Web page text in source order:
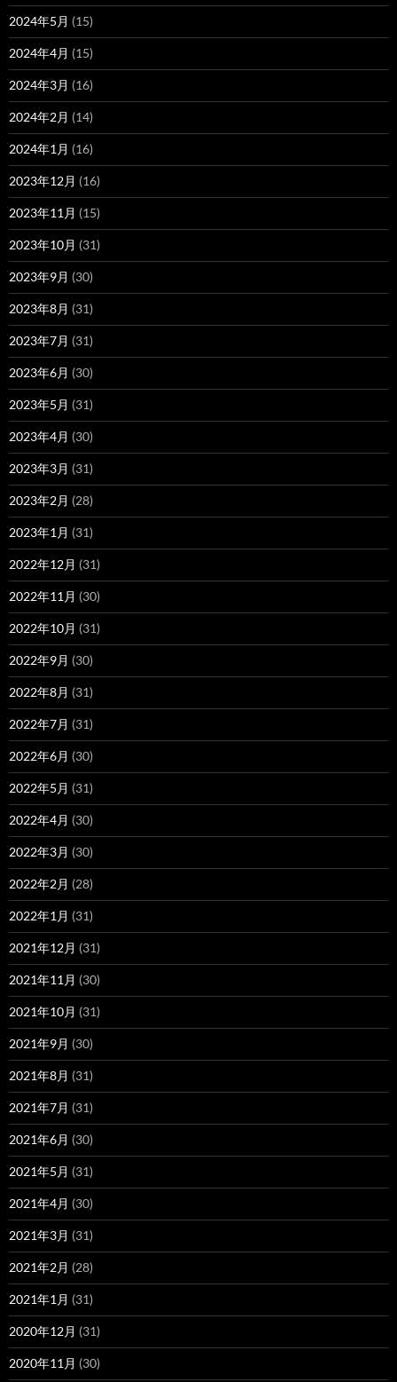
2024年5月 (15)
2024年4月 (15)
2024年3月 (16)
2024年2月 (14)
2024年1月 (16)
2023年12月 (16)
2023年11月 (15)
2023年10月 (31)
2023年9月 (30)
2023年8月 (31)
2023年7月 (31)
2023年6月 (30)
2023年5月 (31)
2023年4月 (30)
2023年3月 (31)
2023年2月 (28)
2023年1月 (31)
2022年12月 (31)
2022年11月 (30)
2022年10月 (31)
2022年9月 (30)
2022年8月 (31)
2022年7月 (31)
2022年6月 (30)
2022年5月 (31)
2022年4月 (30)
2022年3月 (30)
2022年2月 (28)
2022年1月 (31)
2021年12月 (31)
2021年11月 (30)
2021年10月 (31)
2021年9月 (30)
2021年8月 (31)
2021年7月 (31)
2021年6月 (30)
2021年5月 (31)
2021年4月 (30)
2021年3月 (31)
2021年2月 (28)
2021年1月 (31)
2020年12月 (31)
2020年11月 (30)